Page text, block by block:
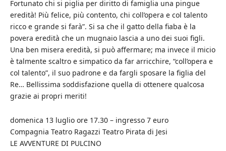
Fortunato chi si piglia per diritto di famiglia una pingue
eredità! Più felice, più contento, chi coll’opera e col talento
ricco e grande si farà”. Si sa che il gatto della fiaba è la
povera eredità che un mugnaio lascia a uno dei suoi figli.
Una ben misera eredità, si può affermare; ma invece il micio
è talmente scaltro e simpatico da far arricchire, “coll’opera e
col talento”, il suo padrone e da fargli sposare la figlia del
Re… Bellissima soddisfazione quella di ottenere qualcosa
grazie ai propri meriti!
domenica 13 luglio ore 17.30 – ingresso 7 euro
Compagnia Teatro Ragazzi Teatro Pirata di Jesi
LE AVVENTURE DI PULCINO